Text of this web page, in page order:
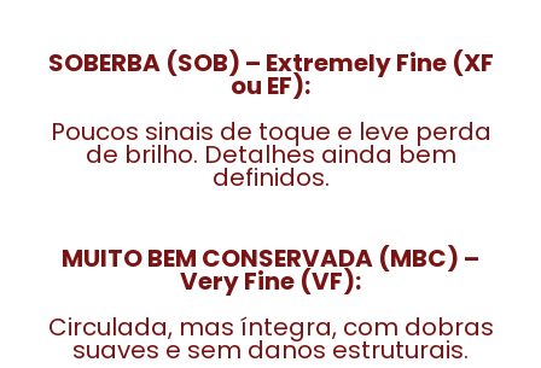
SOBERBA (SOB) – Extremely Fine (XF
ou EF):
Poucos sinais de toque e leve perda
de brilho. Detalhes ainda bem
definidos.
MUITO BEM CONSERVADA (MBC) –
Very Fine (VF):
Circulada, mas íntegra, com dobras
suaves e sem danos estruturais.